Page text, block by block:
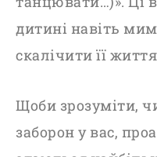
дитині навіть
скалічити її
Щоби зрозуміти,
заборон у вас,